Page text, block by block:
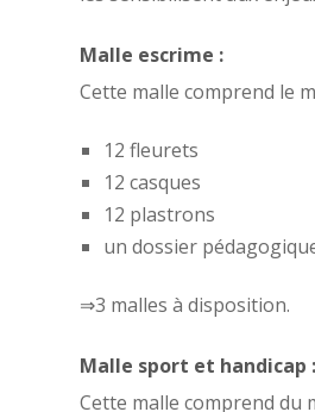
Malle escrime :
Cette malle comprend le
12 fleurets
12 casques
12 plastrons
un dossier
⇒3 malles à disposition.
Malle sport et handicap :
Cette malle comprend du